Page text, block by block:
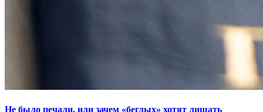
Не было печали, или зачем «беглых» хотят лишать